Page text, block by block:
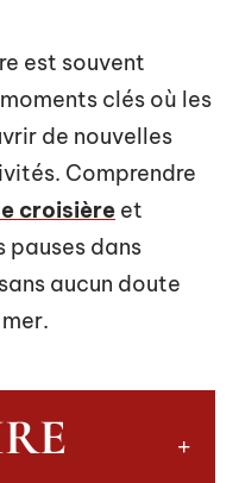
est souvent
clés où les
de nouvelles
Comprendre
croisière et
pauses dans
aucun doute